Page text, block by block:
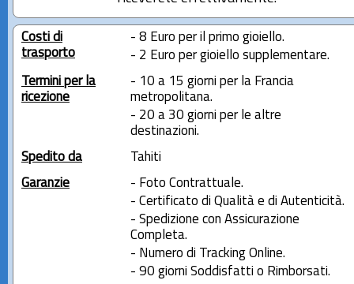
Costi di
trasporto
- 8 Euro per il primo gioiello.
- 2 Euro per gioiello supplementare.
Termini per la
ricezione
- 10 a 15 giorni per la Francia
metropolitana.
- 20 a 30 giorni per le altre
destinazioni.
Spedito da
Tahiti
Garanzie
- Foto Contrattuale.
- Certificato di Qualità e di Autenticità.
- Spedizione con Assicurazione
Completa.
- Numero di Tracking Online.
- 90 giorni Soddisfatti o Rimborsati.